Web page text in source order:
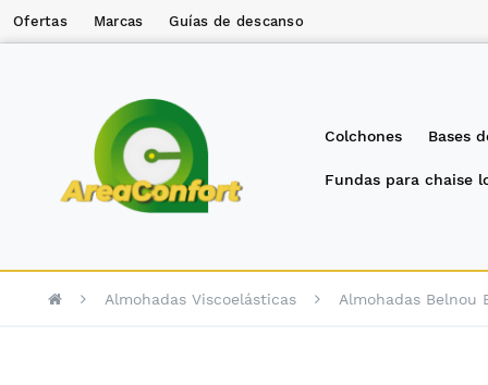
Ofertas Marcas Guías de descanso
Colchones Bases
Fundas para chaise
Almohadas Viscoelásticas Almohadas Belnou